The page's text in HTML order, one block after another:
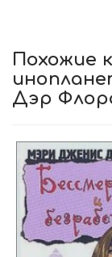
Похожие
Дэр